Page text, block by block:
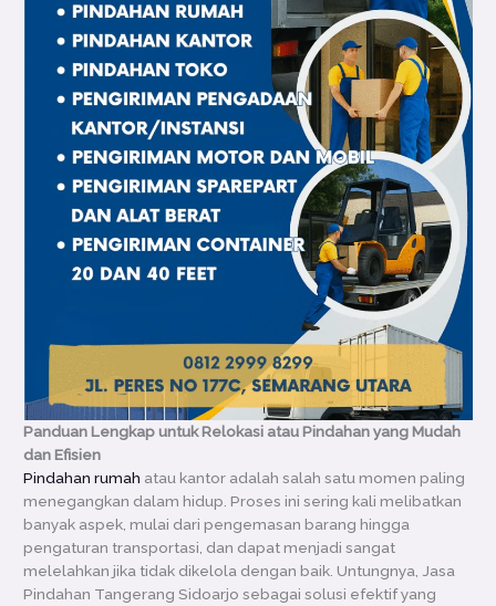
Panduan Lengkap untuk Relokasi atau Pindahan yang Mudah
dan Efisien
Pindahan rumah atau kantor adalah salah satu momen paling
menegangkan dalam hidup. Proses ini sering kali melibatkan
banyak aspek, mulai dari pengemasan barang hingga
pengaturan transportasi, dan dapat menjadi sangat
melelahkan jika tidak dikelola dengan baik. Untungnya, Jasa
Pindahan Tangerang Sidoarjo sebagai solusi efektif yang